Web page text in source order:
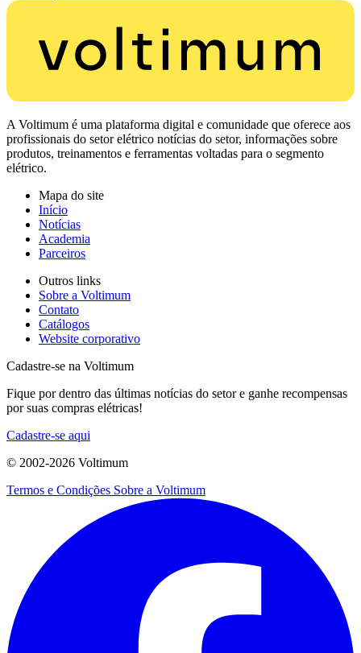
A Voltimum é uma plataforma digital e comunidade que oferece aos
profissionais do setor elétrico notícias do setor, informações sobre
produtos, treinamentos e ferramentas voltadas para o segmento
elétrico.
Mapa do site
Início
Notícias
Academia
Parceiros
Outros links
Sobre a Voltimum
Contato
Catálogos
Website corporativo
Cadastre-se na Voltimum
Fique por dentro das últimas notícias do setor e ganhe recompensas
por suas compras elétricas!
Cadastre-se aqui
© 2002-2026 Voltimum
Termos e Condições Sobre a Voltimum